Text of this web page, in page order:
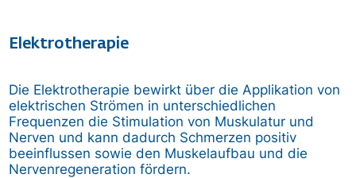
Elektrotherapie
Die Elektrotherapie bewirkt über die Applikation von
elektrischen Strömen in unterschiedlichen
Frequenzen die Stimulation von Muskulatur und
Nerven und kann dadurch Schmerzen positiv
beeinflussen sowie den Muskelaufbau und die
Nervenregeneration fördern.